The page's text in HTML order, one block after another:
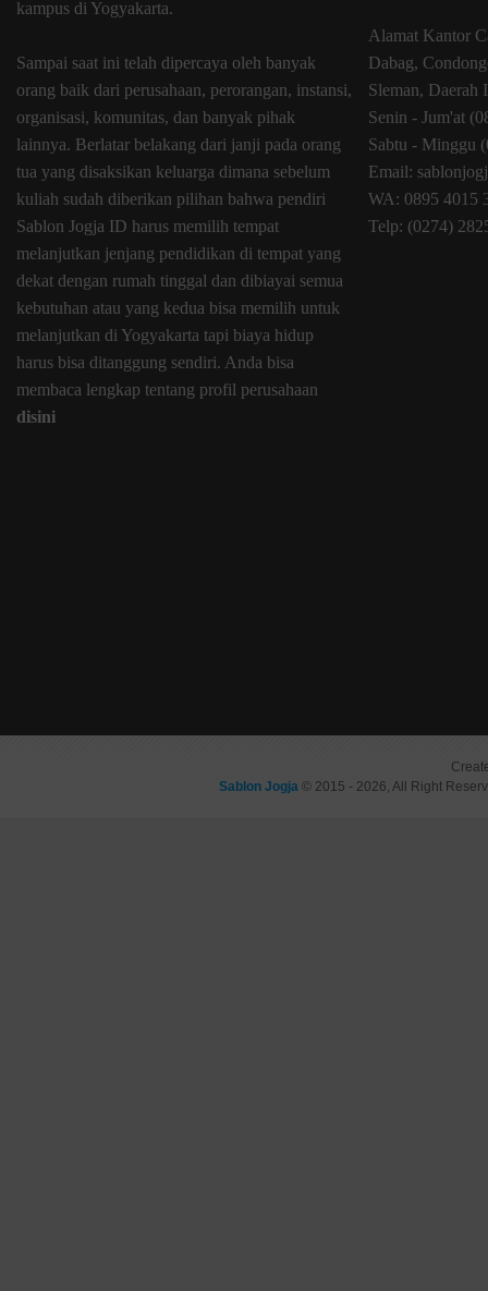
kampus di Yogyakarta.
Sampai saat ini telah dipercaya oleh banyak
orang baik dari perusahaan, perorangan, instansi,
organisasi, komunitas, dan banyak pihak
lainnya. Berlatar belakang dari janji pada orang
tua yang disaksikan keluarga dimana sebelum
kuliah sudah diberikan pilihan bahwa pendiri
Sablon Jogja ID harus memilih tempat
melanjutkan jenjang pendidikan di tempat yang
dekat dengan rumah tinggal dan dibiayai semua
kebutuhan atau yang kedua bisa memilih untuk
melanjutkan di Yogyakarta tapi biaya hidup
harus bisa ditanggung sendiri. Anda bisa
membaca lengkap tentang profil perusahaan
disini
Alamat Kantor
Dabag,
Sleman, Daerah
Senin - Jum'at
Sabtu - Minggu
Email:
WA: 0895 4015
Telp: (0274)
Sablon Jogja © 2015 - 2026, All Right